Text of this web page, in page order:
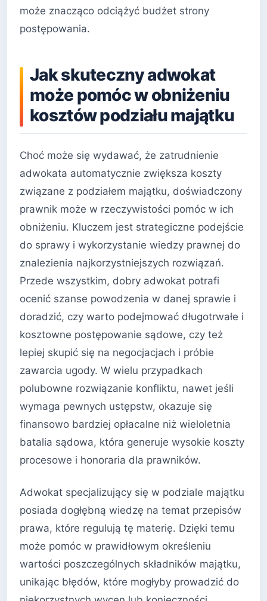
może znacząco odciążyć budżet strony
postępowania.
Jak skuteczny adwokat
może pomóc w obniżeniu
kosztów podziału majątku
Choć może się wydawać, że zatrudnienie
adwokata automatycznie zwiększa koszty
związane z podziałem majątku, doświadczony
prawnik może w rzeczywistości pomóc w ich
obniżeniu. Kluczem jest strategiczne podejście
do sprawy i wykorzystanie wiedzy prawnej do
znalezienia najkorzystniejszych rozwiązań.
Przede wszystkim, dobry adwokat potrafi
ocenić szanse powodzenia w danej sprawie i
doradzić, czy warto podejmować długotrwałe i
kosztowne postępowanie sądowe, czy też
lepiej skupić się na negocjacjach i próbie
zawarcia ugody. W wielu przypadkach
polubowne rozwiązanie konfliktu, nawet jeśli
wymaga pewnych ustępstw, okazuje się
finansowo bardziej opłacalne niż wieloletnia
batalia sądowa, która generuje wysokie koszty
procesowe i honoraria dla prawników.
Adwokat specjalizujący się w podziale majątku
posiada dogłębną wiedzę na temat przepisów
prawa, które regulują tę materię. Dzięki temu
może pomóc w prawidłowym określeniu
wartości poszczególnych składników majątku,
unikając błędów, które mogłyby prowadzić do